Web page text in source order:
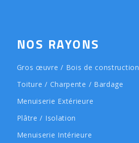
NOS RAYONS
Gros œuvre / Bois de construction
Toiture / Charpente / Bardage
Menuiserie Extérieure
Plâtre / Isolation
Menuiserie Intérieure